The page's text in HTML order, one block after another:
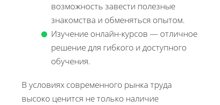
возможность завести полезные
знакомства и обменяться опытом.
Изучение онлайн-курсов — отличное
решение для гибкого и доступного
обучения.
В условиях современного рынка труда
высоко ценится не только наличие